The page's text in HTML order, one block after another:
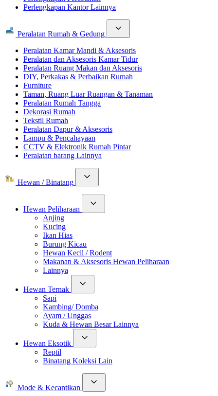
Perlengkapan Kantor Lainnya
Peralatan Rumah & Gedung
Peralatan Kamar Mandi & Aksesoris
Peralatan dan Aksesoris Kamar Tidur
Peralatan Ruang Makan dan Aksesoris
DIY, Perkakas & Perbaikan Rumah
Furniture
Taman, Ruang Luar Ruangan & Tanaman
Peralatan Rumah Tangga
Dekorasi Rumah
Tekstil Rumah
Peralatan Dapur & Aksesoris
Lampu & Pencahayaan
CCTV & Elektronik Rumah Pintar
Peralatan barang Lainnya
Hewan / Binatang
Hewan Peliharaan
Anjing
Kucing
Ikan Hias
Burung Kicau
Hewan Kecil / Rodent
Makanan & Aksesoris Hewan Peliharaan
Lainnya
Hewan Ternak
Sapi
Kambing/ Domba
Ayam / Unggas
Kuda & Hewan Besar Lainnya
Hewan Eksotik
Reptil
Binatang Koleksi Lain
Mode & Kecantikan